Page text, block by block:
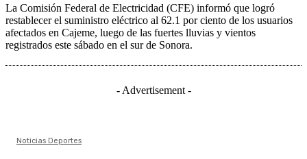
La Comisión Federal de Electricidad (CFE) informó que logró
restablecer el suministro eléctrico al 62.1 por ciento de los usuarios
afectados en Cajeme, luego de las fuertes lluvias y vientos
registrados este sábado en el sur de Sonora.
- Advertisement -
Noticias Deportes